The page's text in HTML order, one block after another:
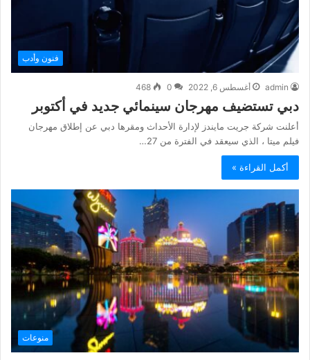
فنون وأدب
admin أغسطس 6, 2022 0
468
دبي تستضيف مهرجان سينمائي جديد في أكتوبر
أعلنت شركة جريت مايندز لإدارة الأحداث ومقرها دبي عن إطلاق مهرجان
فيلم ميتا ، الذي سيعقد في الفترة من 27…
أكمل القراءة »
منوعات